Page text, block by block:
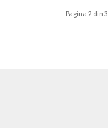
Pagina 2 din 3